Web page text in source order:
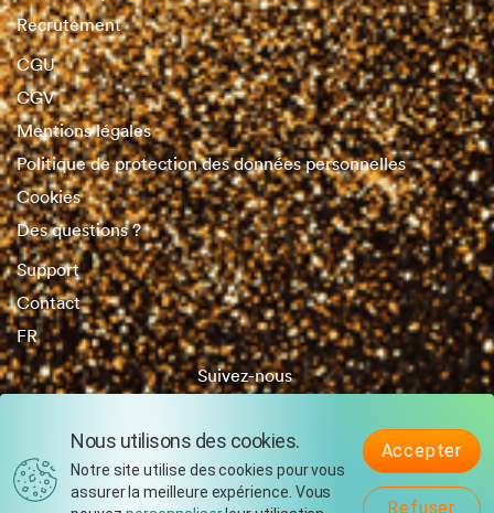
Recrutement
CGU
CGV
Mentions légales
Politique de protection des données personnelles
Cookies
Des questions ?
Support
Contact
FR
Suivez-nous
Nous utilisons des cookies.
Notre site utilise des cookies pour vous
assurer la meilleure expérience. Vous
Accepter
Refuser